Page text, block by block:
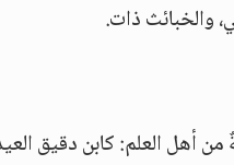
والخبائث ذات.
أهل العلم: كابن دقيق